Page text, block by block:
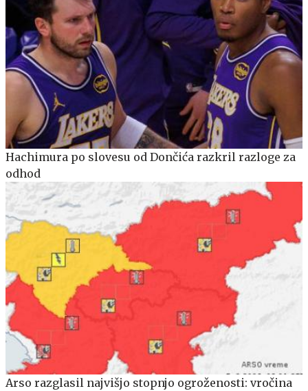
Hachimura po slovesu od Dončića razkril razloge za
odhod
Arso razglasil najvišjo stopnjo ogroženosti: vročina